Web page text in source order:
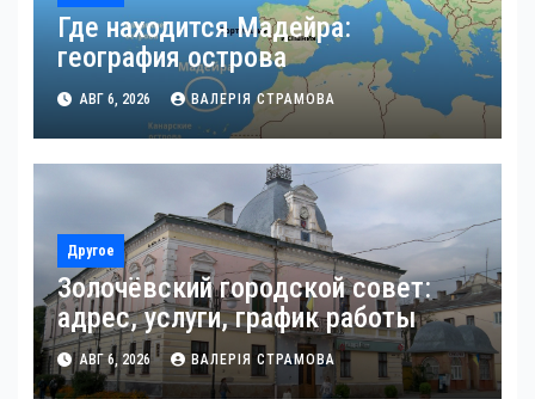
Где находится Мадейра:
география острова
АВГ 6, 2026 ВАЛЕРІЯ СТРАМОВА
Другое
Золочёвский городской совет:
адрес, услуги, график работы
АВГ 6, 2026 ВАЛЕРІЯ СТРАМОВА